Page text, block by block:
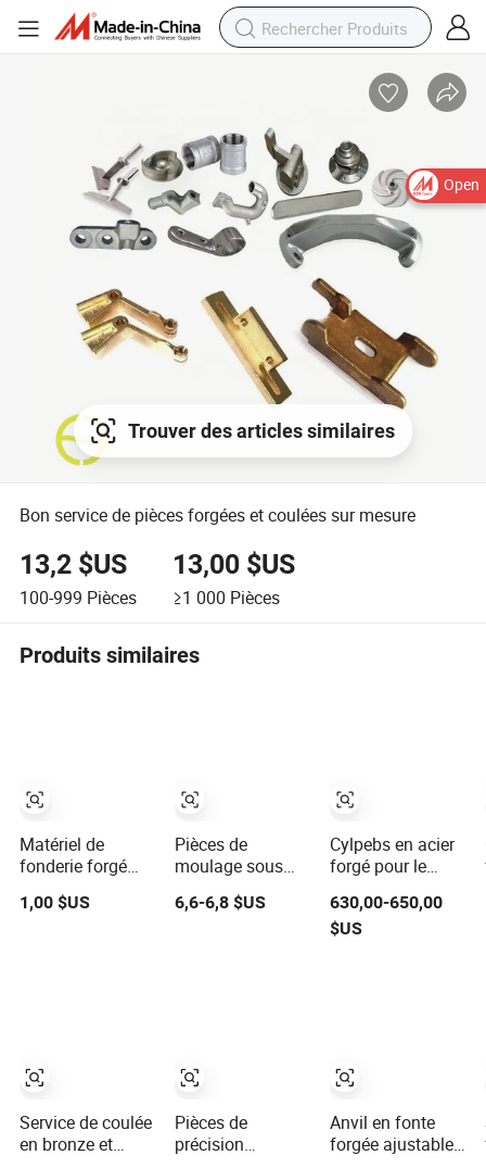
Open
Trouver des articles similaires
Bon service de pièces forgées et coulées sur mesure
13,2 $US
100-999 Pièces
13,00 $US
≥1 000 Pièces
Produits similaires
Matériel de
fonderie forgé
durable
spécifique à
1,00 $US
Service de coulée
en bronze et
Pièces de
moulage sous
pression en acier
allié forgé en
6,6-6,8 $US
Pièces de
précision
Cylpebs en acier
forgé pour le
moulins, services
de fabrication de
630,00-650,00
$US
Anvil en fonte
forgée ajustable